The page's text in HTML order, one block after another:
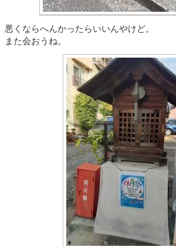
悪くならへんかったらいいんやけど。
また会おうね。